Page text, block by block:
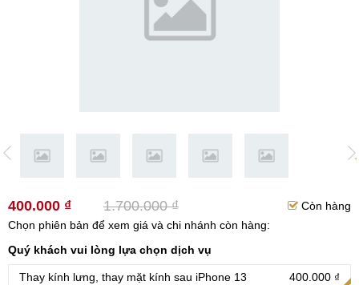
400.000 ₫ 1.700.000 ₫
Còn hàng
Chọn phiên bản để xem giá và chi nhánh còn hàng:
Quý khách vui lòng lựa chọn dịch vụ
Thay kính lưng, thay mặt kính sau iPhone 13 400.000 ₫